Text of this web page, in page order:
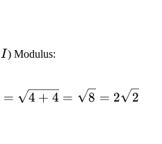
I
I) Modulus:
|z_a| = \sqrt{2^2 +
= 4 + 4 = 8 = 2 2